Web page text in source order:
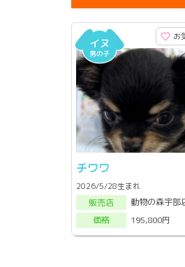
お
チワワ
2026/5/28生まれ
販売店
動物の森宇部
価格
195,800円